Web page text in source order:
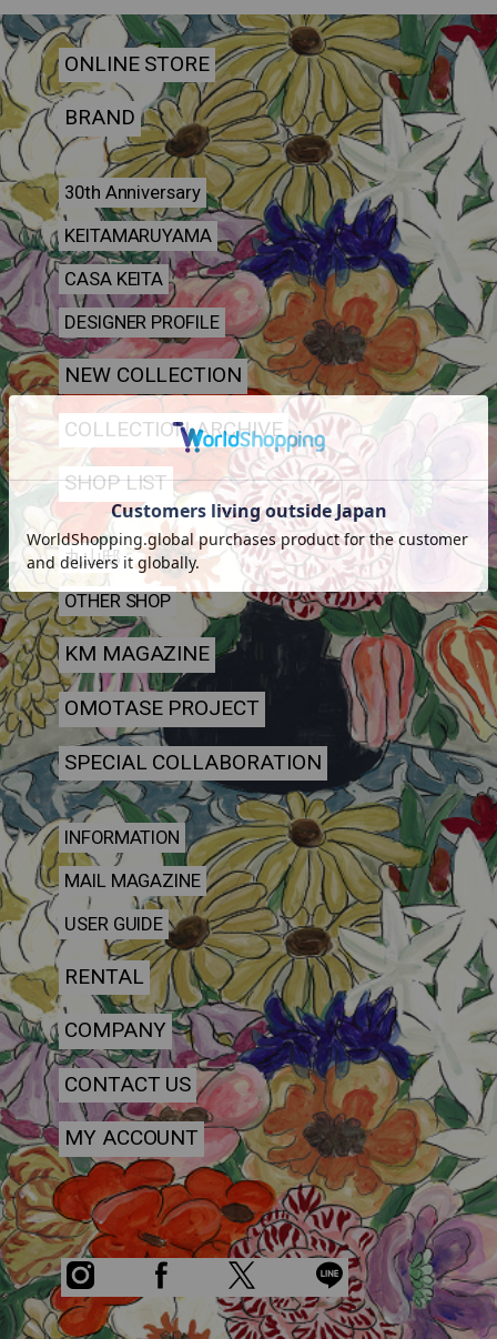
ONLINE STORE
BRAND
30th Anniversary
KEITAMARUYAMA
CASA KEITA
DESIGNER PROFILE
NEW COLLECTION
COLLECTION ARCHIVE
SHOP LIST
丸山邸
OTHER SHOP
KM MAGAZINE
OMOTASE PROJECT
SPECIAL COLLABORATION
INFORMATION
MAIL MAGAZINE
USER GUIDE
RENTAL
COMPANY
CONTACT US
MY ACCOUNT